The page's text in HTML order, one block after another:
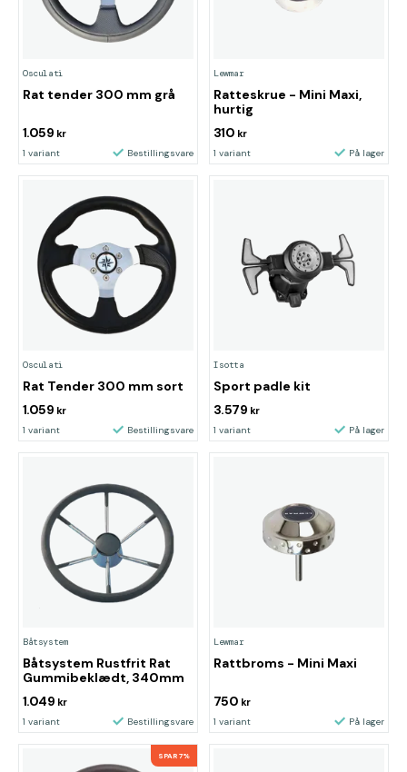
Osculati
Rat tender 300 mm grå
1.059 kr
1 variant Bestillingsvare
Lewmar
Ratteskrue - Mini Maxi,
hurtig
310 kr
1 variant På lager
Osculati
Rat Tender 300 mm sort
1.059 kr
1 variant Bestillingsvare
Isotta
Sport padle kit
3.579 kr
1 variant På lager
Båtsystem
Båtsystem Rustfrit Rat
Gummibeklædt, 340mm
1.049 kr
1 variant Bestillingsvare
Lewmar
Rattbroms - Mini Maxi
750 kr
1 variant På lager
SPAR 7%